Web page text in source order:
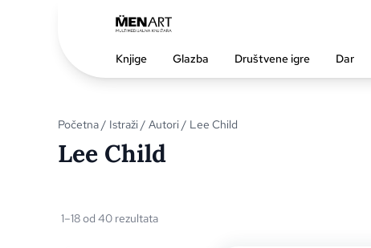
Knjige Glazba Društvene igre Dar
Početna/ Istraži/ Autori/ Lee Child
Lee Child
1–18 od 40 rezultata